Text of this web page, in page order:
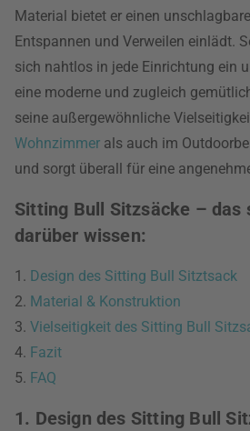
Material bietet er einen
Entspannen und Verweilen einlädt.
sich nahtlos in jede Einrichtung ein
eine moderne und zugleich
seine außergewöhnliche
Wohnzimmer als auch im
und sorgt überall für eine
Sitting Bull Sitzsäcke – das
darüber wissen:
1. Design des Sitting Bull Sitztsack
2. Material & Konstruktion
3. Vielseitigkeit des Sitting Bull
4. Fazit
5. FAQ
1. Design des Sitting Bull